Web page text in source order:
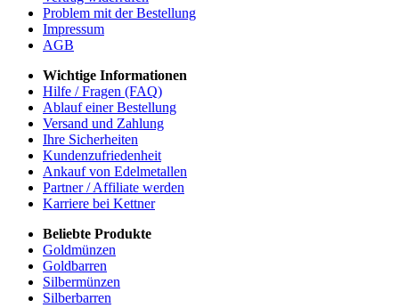
Problem mit der Bestellung
Impressum
AGB
Wichtige Informationen
Hilfe / Fragen (FAQ)
Ablauf einer Bestellung
Versand und Zahlung
Ihre Sicherheiten
Kundenzufriedenheit
Ankauf von Edelmetallen
Partner / Affiliate werden
Karriere bei Kettner
Beliebte Produkte
Goldmünzen
Goldbarren
Silbermünzen
Silberbarren